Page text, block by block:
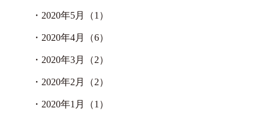
・ 2020年5月（1）
・ 2020年4月（6）
・ 2020年3月（2）
・ 2020年2月（2）
・ 2020年1月（1）